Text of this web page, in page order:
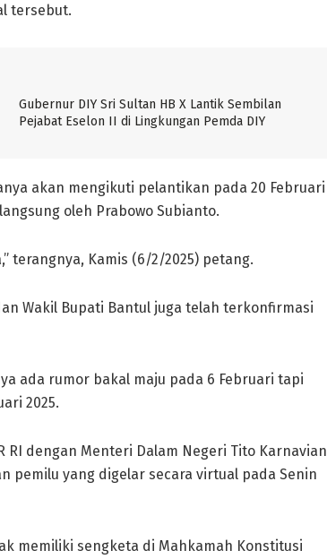
tersebut.
Gubernur DIY Sri Sultan HB X Lantik Sembilan
Pejabat Eselon II di Lingkungan Pemda DIY
akan mengikuti pelantikan pada 20 Februari
oleh Prabowo Subianto.
terangnya, Kamis (6/2/2025) petang.
Wakil Bupati Bantul juga telah terkonfirmasi
ada rumor bakal maju pada 6 Februari tapi
2025.
RI dengan Menteri Dalam Negeri Tito Karnavian
pemilu yang digelar secara virtual pada Senin
memiliki sengketa di Mahkamah Konstitusi